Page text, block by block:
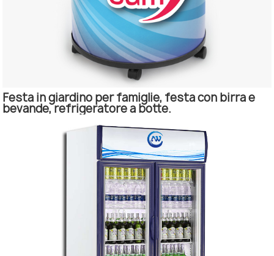
Festa in giardino per famiglie, festa con birra e
bevande, refrigeratore a botte.